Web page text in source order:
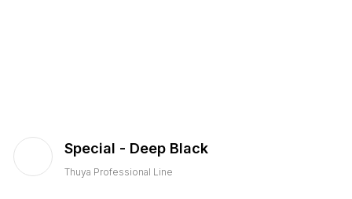
Special - Deep Black
Thuya Professional Line